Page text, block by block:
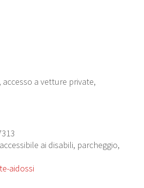
a vetture private,
ai disabili, parcheggio,
aidossi